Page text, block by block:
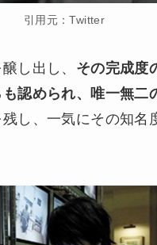
引用元：Twitter
し出し、 その完成度
認められ、唯一無二
し、一気にその知名